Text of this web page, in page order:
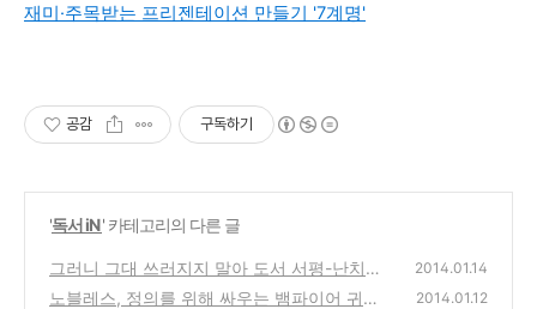
재미·주목받는 프리젠테이션 만들기 '7계명'
공감 구독하기
'독서 iN' 카테고리의 다른 글
그러니 그대 쓰러지지 말아 도서 서평-난치병
과 싸우는 김재식,안정숙 부부의 사랑 이야기
2014.01.14
노블레스, 정의를 위해 싸우는 뱀파이어 귀족
2014.01.12